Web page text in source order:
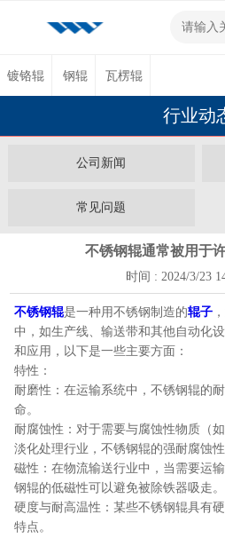
镀铬辊 钢辊 瓦楞辊
行业动
公司新闻
常见问题
不锈钢辊通常被用于
时间 : 2024/3/23
不锈钢辊是一种用不锈钢制造的辊子
中，如生产线、输送带和其他自动化
和应用，以下是一些主要方面：
特性：
耐磨性：在运输系统中，不锈钢辊的
命。
耐腐蚀性：对于需要与腐蚀性物质（
淡化处理行业，不锈钢辊的强耐腐蚀性
磁性：在物流输送行业中，当需要运
钢辊的低磁性可以避免被除铁器吸走。
硬度与耐高温性：某些不锈钢辊具有
特点。